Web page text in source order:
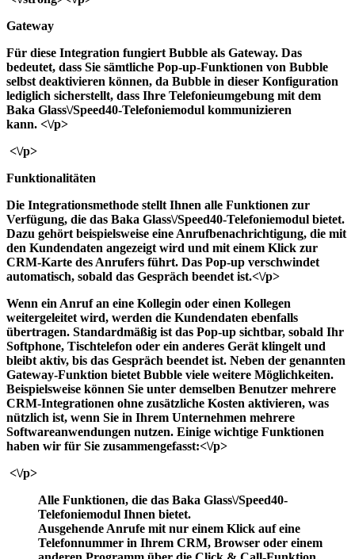
Gateway
Für diese Integration fungiert Bubble als Gateway. Das
bedeutet, dass Sie sämtliche Pop-up-Funktionen von Bubble
selbst deaktivieren können, da Bubble in dieser Konfiguration
lediglich sicherstellt, dass Ihre Telefonieumgebung mit dem
Baka Glass\/Speed40-Telefoniemodul kommunizieren
kann. <\/p>
<\/p>
Funktionalitäten
Die Integrationsmethode stellt Ihnen alle Funktionen zur
Verfügung, die das Baka Glass\/Speed40-Telefoniemodul bietet.
Dazu gehört beispielsweise eine Anrufbenachrichtigung, die mit
den Kundendaten angezeigt wird und mit einem Klick zur
CRM-Karte des Anrufers führt. Das Pop-up verschwindet
automatisch, sobald das Gespräch beendet ist.<\/p>
Wenn ein Anruf an eine Kollegin oder einen Kollegen
weitergeleitet wird, werden die Kundendaten ebenfalls
übertragen. Standardmäßig ist das Pop-up sichtbar, sobald Ihr
Softphone, Tischtelefon oder ein anderes Gerät klingelt und
bleibt aktiv, bis das Gespräch beendet ist. Neben der genannten
Gateway-Funktion bietet Bubble viele weitere Möglichkeiten.
Beispielsweise können Sie unter demselben Benutzer mehrere
CRM-Integrationen ohne zusätzliche Kosten aktivieren, was
nützlich ist, wenn Sie in Ihrem Unternehmen mehrere
Softwareanwendungen nutzen. Einige wichtige Funktionen
haben wir für Sie zusammengefasst:<\/p>
<\/p>
Alle Funktionen, die das Baka Glass\/Speed40-
Telefoniemodul Ihnen bietet.
Ausgehende Anrufe mit nur einem Klick auf eine
Telefonnummer in Ihrem CRM, Browser oder einem